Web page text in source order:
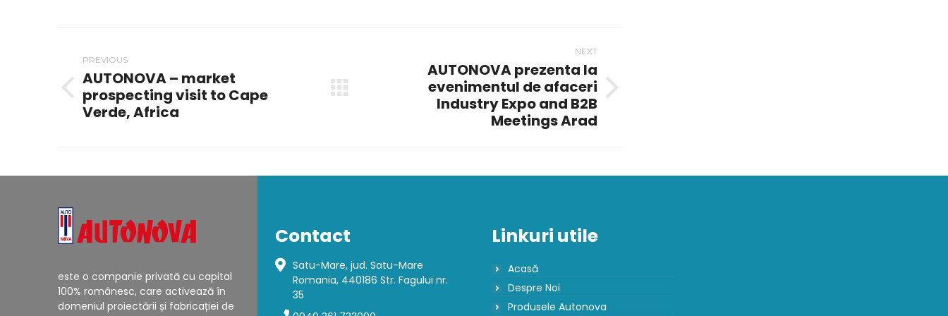
navigation
PREVIOUS
Previous
post:
AUTONOVA – market
prospecting visit to Cape
Verde, Africa
NEXT
AUTONOVA prezenta la
evenimentul de afaceri
Industry Expo and B2B
Meetings Arad
este o companie privată cu capital
100% românesc, care activează în
domeniul proiectării și fabricației de
Contact
Satu-Mare, jud. Satu-Mare
Romania, 440186 Str. Fagului nr.
35
Linkuri utile
Acasă
Despre Noi
Produsele Autonova